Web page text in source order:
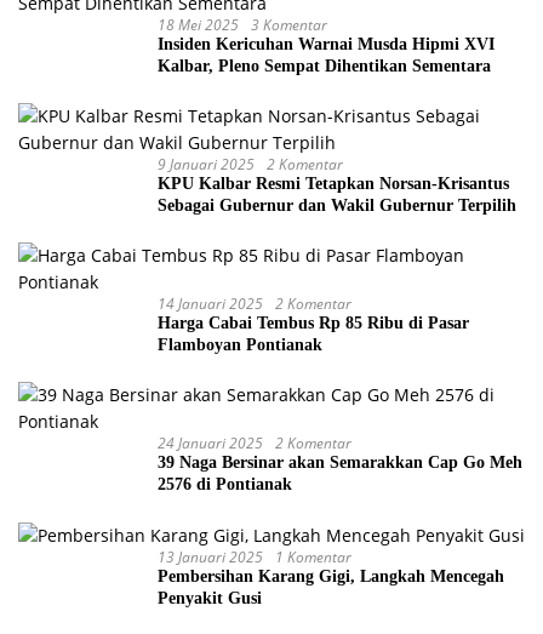
18 Mei 2025 3 Komentar
Insiden Kericuhan Warnai Musda Hipmi XVI
Kalbar, Pleno Sempat Dihentikan Sementara
9 Januari 2025 2 Komentar
KPU Kalbar Resmi Tetapkan Norsan-Krisantus
Sebagai Gubernur dan Wakil Gubernur Terpilih
14 Januari 2025 2 Komentar
Harga Cabai Tembus Rp 85 Ribu di Pasar
Flamboyan Pontianak
24 Januari 2025 2 Komentar
39 Naga Bersinar akan Semarakkan Cap Go Meh
2576 di Pontianak
13 Januari 2025 1 Komentar
Pembersihan Karang Gigi, Langkah Mencegah
Penyakit Gusi